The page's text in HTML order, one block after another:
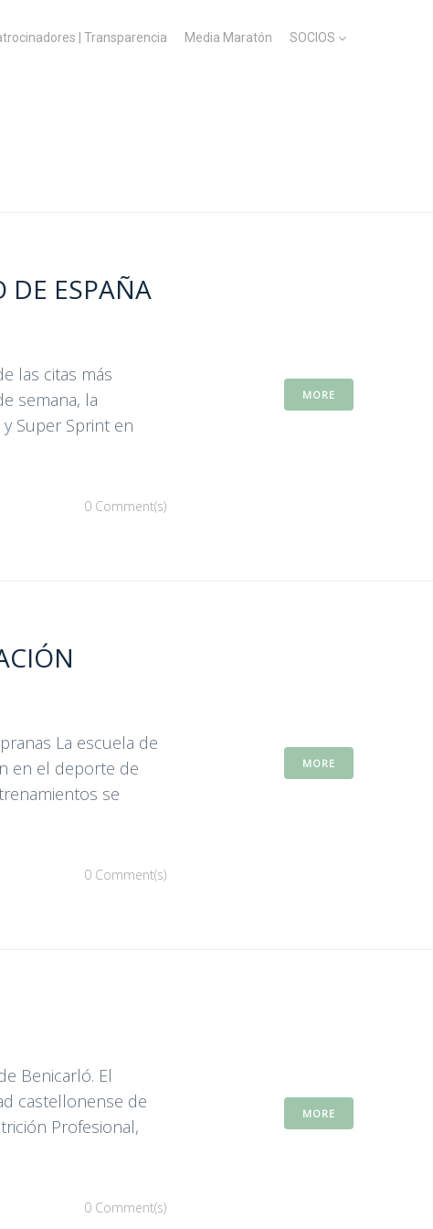
| Transparencia Media Maratón
SOCIOS
DE ESPAÑA
las citas más
semana, la
Super Sprint en
0 Comment(s)
MORE
La escuela de
en el deporte de
se
0 Comment(s)
MORE
Benicarló. El
castellonense de
Profesional,
0 Comment(s)
MORE